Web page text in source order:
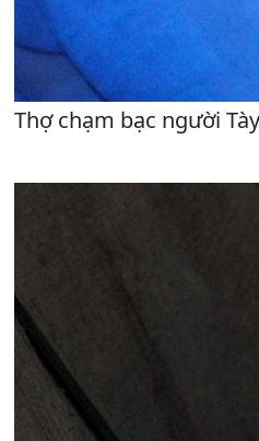
Thợ chạm bạc người